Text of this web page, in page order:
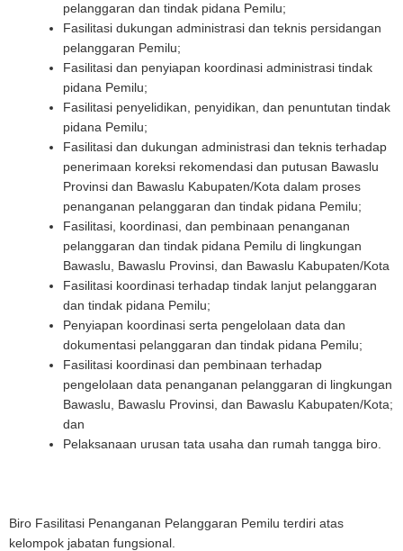
pelanggaran dan tindak pidana Pemilu;
Fasilitasi dukungan administrasi dan teknis persidangan
pelanggaran Pemilu;
Fasilitasi dan penyiapan koordinasi administrasi tindak
pidana Pemilu;
Fasilitasi penyelidikan, penyidikan, dan penuntutan tindak
pidana Pemilu;
Fasilitasi dan dukungan administrasi dan teknis terhadap
penerimaan koreksi rekomendasi dan putusan Bawaslu
Provinsi dan Bawaslu Kabupaten/Kota dalam proses
penanganan pelanggaran dan tindak pidana Pemilu;
Fasilitasi, koordinasi, dan pembinaan penanganan
pelanggaran dan tindak pidana Pemilu di lingkungan
Bawaslu, Bawaslu Provinsi, dan Bawaslu Kabupaten/Kota
Fasilitasi koordinasi terhadap tindak lanjut pelanggaran
dan tindak pidana Pemilu;
Penyiapan koordinasi serta pengelolaan data dan
dokumentasi pelanggaran dan tindak pidana Pemilu;
Fasilitasi koordinasi dan pembinaan terhadap
pengelolaan data penanganan pelanggaran di lingkungan
Bawaslu, Bawaslu Provinsi, dan Bawaslu Kabupaten/Kota;
dan
Pelaksanaan urusan tata usaha dan rumah tangga biro.
Biro Fasilitasi Penanganan Pelanggaran Pemilu terdiri atas
kelompok jabatan fungsional.